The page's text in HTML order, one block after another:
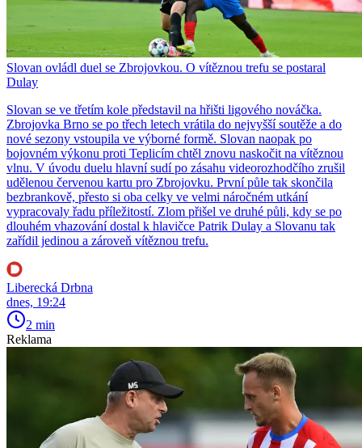
Slovan ovládl duel se Zbrojovkou. O vítěznou trefu se postaral
Dulay
Slovan se ve třetím kole představil na hřišti ligového nováčka.
Zbrojovka Brno se po třech letech vrátila do nejvyšší soutěže a do
nové sezony vstoupila ve výborné formě. Slovan naopak po
bojovném výkonu proti Teplicím chtěl znovu naskočit na vítěznou
vlnu. V úvodu duelu hlavní sudí po zásahu videorozhodčího zrušil
udělenou červenou kartu pro Zbrojovku. První půle tak skončila
bezbrankově, přesto si oba celky ve velmi náročném utkání
vypracovaly řadu příležitostí. Zlom přišel ve druhé půli, kdy se po
dlouhém vhazování dostal k hlavičce Patrik Dulay a Slovanu tak
zařídil jedinou a zároveň vítěznou trefu.
Liberecká Drbna
dnes, 19:24
2 min
Reklama